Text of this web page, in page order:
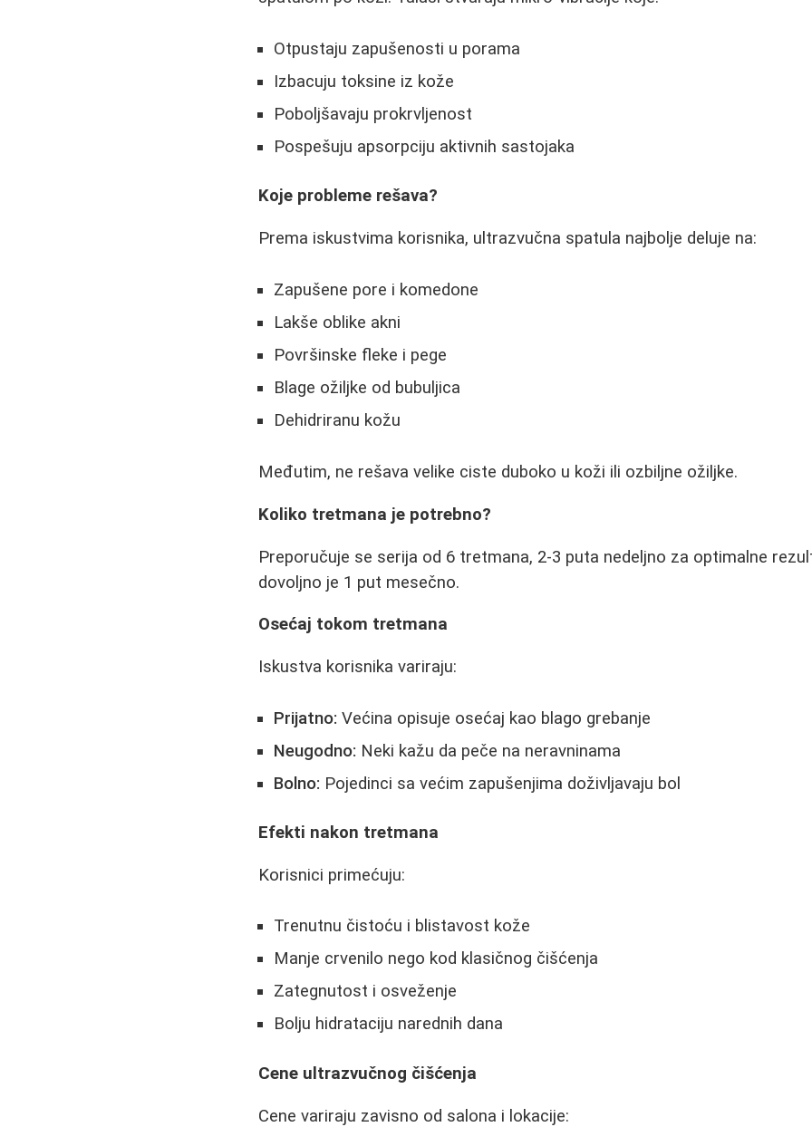
Otpustaju zapušenosti u porama
Izbacuju toksine iz kože
Poboljšavaju prokrvljenost
Pospešuju apsorpciju aktivnih sastojaka
Koje probleme rešava?
Prema iskustvima korisnika, ultrazvučna spatula najbolje deluje na:
Zapušene pore i komedone
Lakše oblike akni
Površinske fleke i pege
Blage ožiljke od bubuljica
Dehidriranu kožu
Međutim, ne rešava velike ciste duboko u koži ili ozbiljne ožiljke.
Koliko tretmana je potrebno?
Preporučuje se serija od 6 tretmana, 2-3 puta nedeljno za optimalne
dovoljno je 1 put mesečno.
Osećaj tokom tretmana
Iskustva korisnika variraju:
Prijatno: Većina opisuje osećaj kao blago grebanje
Neugodno: Neki kažu da peče na neravninama
Bolno: Pojedinci sa većim zapušenjima doživljavaju bol
Efekti nakon tretmana
Korisnici primećuju:
Trenutnu čistoću i blistavost kože
Manje crvenilo nego kod klasičnog čišćenja
Zategnutost i osveženje
Bolju hidrataciju narednih dana
Cene ultrazvučnog čišćenja
Cene variraju zavisno od salona i lokacije: